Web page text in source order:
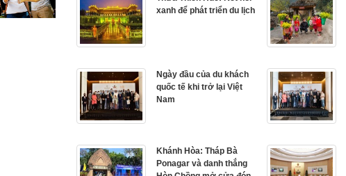
xanh để phát triển du lịch
Ngày đầu của du khách
quốc tế khi trở lại Việt
Nam
Khánh Hòa: Tháp Bà
Ponagar và danh thắng